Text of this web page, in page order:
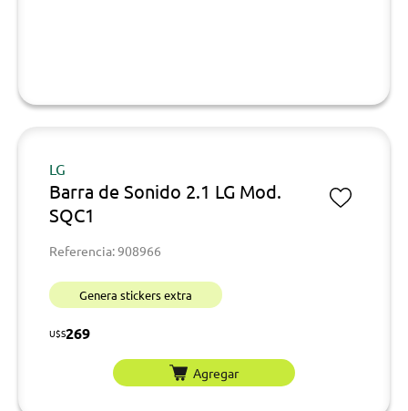
LG
Barra de Sonido 2.1 LG Mod.
SQC1
Referencia: 908966
Genera stickers extra
U$S269
Agregar